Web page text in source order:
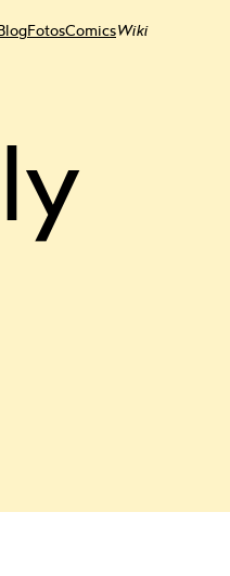
FotosComicsWiki